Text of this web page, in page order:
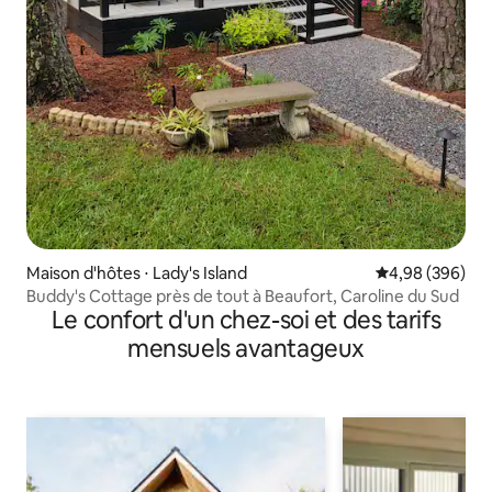
Maison d'hôtes ⋅ Lady's Island Évaluation
4,98 (396)
Buddy's Cottage près de tout à Beaufort, Caroline du Sud
Le confort d'un chez-soi et des tarifs
mensuels avantageux